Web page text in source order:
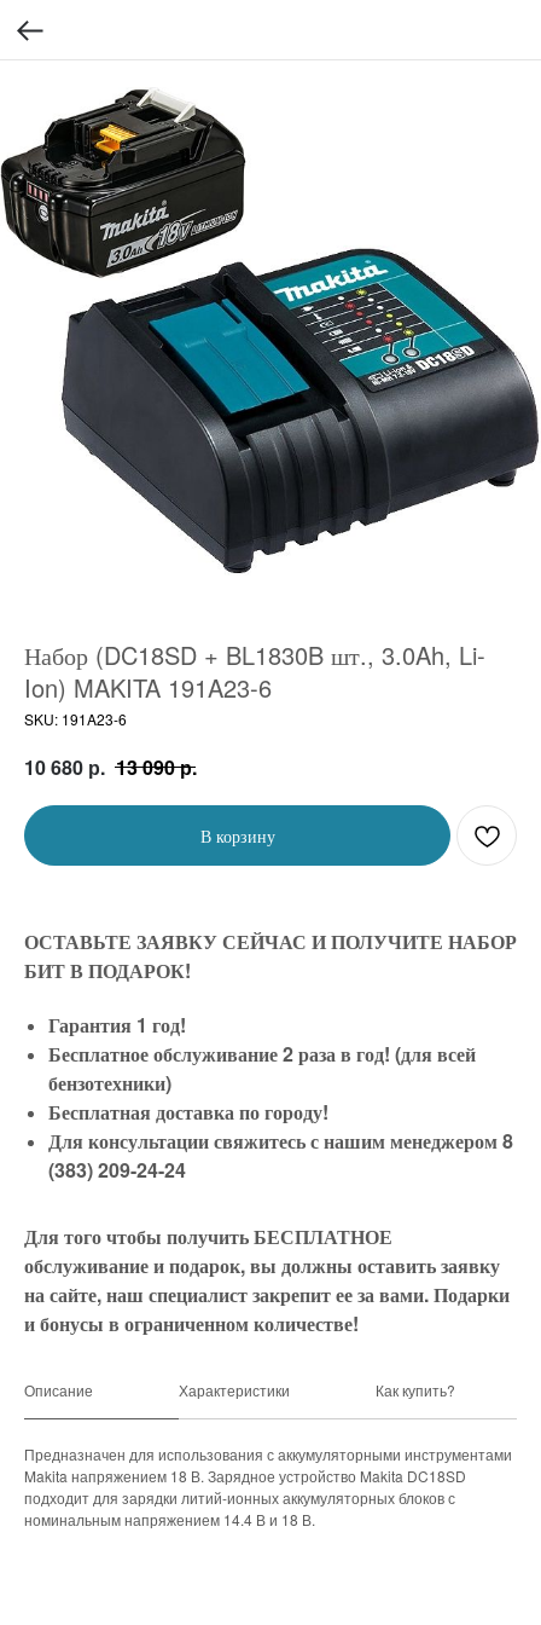
Набор (DC18SD + BL1830B шт., 3.0Ah, Li-
Ion) MAKITA 191A23-6
SKU: 191A23-6
10 680 р. 13 090р.
В корзину
ОСТАВЬТЕ ЗАЯВКУ СЕЙЧАС И ПОЛУЧИТЕ НАБОР
БИТ В ПОДАРОК!
Гарантия 1 год!
Бесплатное обслуживание 2 раза в год! (для всей
бензотехники)
Бесплатная доставка по городу!
Для консультации свяжитесь с нашим менеджером 8
(383) 209-24-24
Для того чтобы получить БЕСПЛАТНОЕ
обслуживание и подарок, вы должны оставить заявку
на сайте, наш специалист закрепит ее за вами. Подарки
и бонусы в ограниченном количестве!
Описание Характеристики Как купить?
Предназначен для использования с аккумуляторными инструментами
Makita напряжением 18 В. Зарядное устройство Makita DC18SD
подходит для зарядки литий-ионных аккумуляторных блоков с
номинальным напряжением 14.4 В и 18 В.